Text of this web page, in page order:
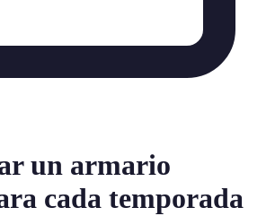
un armario
cada temporada